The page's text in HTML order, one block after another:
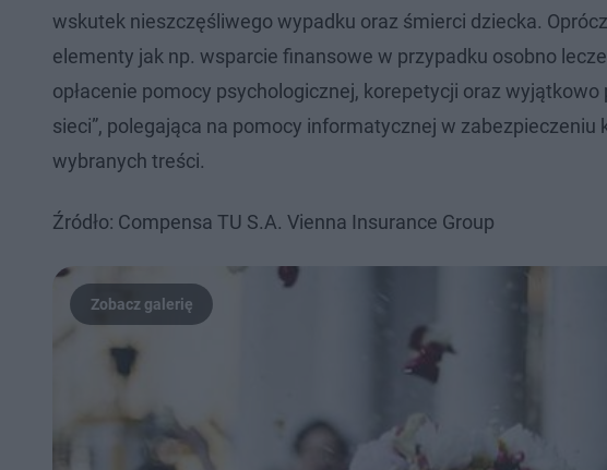
wskutek nieszczęśliwego wypadku oraz śmierci dziecka.
elementy jak np. wsparcie finansowe w przypadku osobno
opłacenie pomocy psychologicznej, korepetycji oraz
sieci”, polegająca na pomocy informatycznej w
wybranych treści.
Źródło: Compensa TU S.A. Vienna Insurance Group